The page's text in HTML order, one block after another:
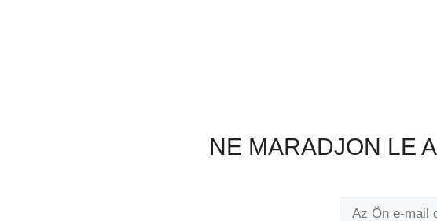
NE MARADJON LE